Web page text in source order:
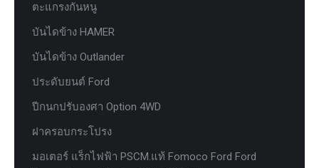
ตะแกรงกันหนู
บันไดข้าง HAMER
บันไดข้าง Outlander
ประดับยนต์ Ford
ปีกนกปรับองศา Option 4WD
ฝาครอบกระโปรง
มอเตอร์ แร็กไฟฟ้า PSCM.แท้ Fomoco Ford Ford